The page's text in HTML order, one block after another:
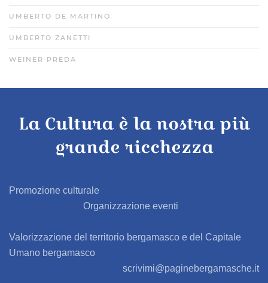
UMBERTO DE MARTINO
UMBERTO ZANETTI
WEINER PREDA
La Cultura è la nostra più
grande ricchezza
Promozione culturale
Organizzazione eventi
Valorizzazione del territorio bergamasco e del Capitale
Umano bergamasco
scrivimi@paginebergamasche.it